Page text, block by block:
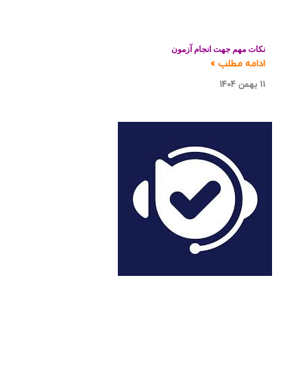
نکات مهم جهت انجام آزمون
ادامه مطلب »